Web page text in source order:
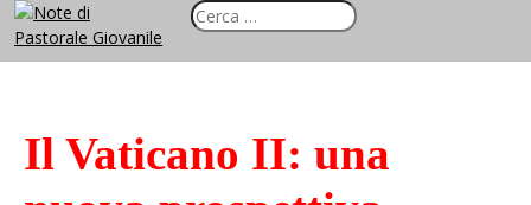
Il Vaticano II: una